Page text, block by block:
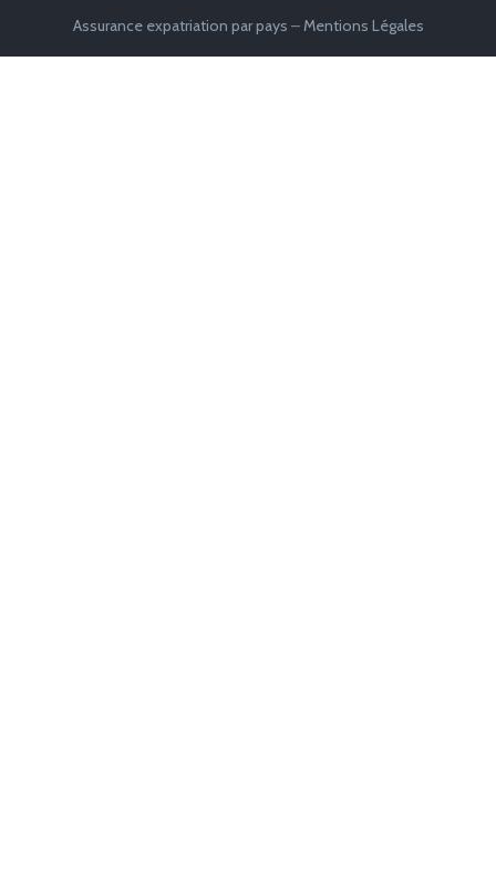
Assurance expatriation par pays –Mentions Légales